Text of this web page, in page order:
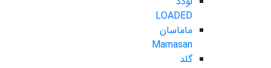
LOADED
ماماسان
Mamasan
گلد